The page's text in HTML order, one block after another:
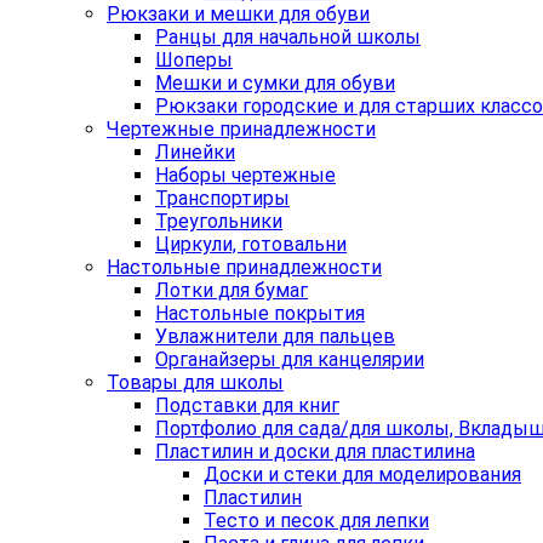
Рюкзаки и мешки для обуви
Ранцы для начальной школы
Шоперы
Мешки и сумки для обуви
Рюкзаки городские и для старших
Чертежные принадлежности
Линейки
Наборы чертежные
Транспортиры
Треугольники
Циркули, готовальни
Настольные принадлежности
Лотки для бумаг
Настольные покрытия
Увлажнители для пальцев
Органайзеры для канцелярии
Товары для школы
Подставки для книг
Портфолио для сада/для школы,
Пластилин и доски для пластилина
Доски и стеки для моделирования
Пластилин
Тесто и песок для лепки